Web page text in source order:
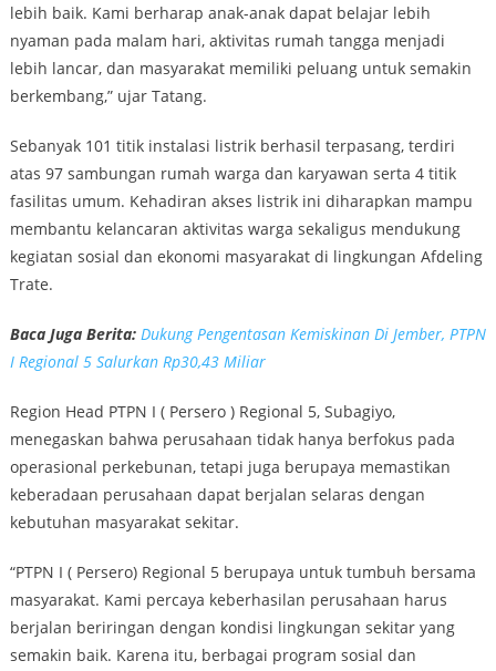
lebih baik. Kami berharap anak-anak dapat belajar lebih
nyaman pada malam hari, aktivitas rumah tangga menjadi
lebih lancar, dan masyarakat memiliki peluang untuk semakin
berkembang,” ujar Tatang.
Sebanyak 101 titik instalasi listrik berhasil terpasang, terdiri
atas 97 sambungan rumah warga dan karyawan serta 4 titik
fasilitas umum. Kehadiran akses listrik ini diharapkan mampu
membantu kelancaran aktivitas warga sekaligus mendukung
kegiatan sosial dan ekonomi masyarakat di lingkungan Afdeling
Trate.
Baca Juga Berita: Dukung Pengentasan Kemiskinan Di Jember, PTPN
I Regional 5 Salurkan Rp30,43 Miliar
Region Head PTPN I ( Persero ) Regional 5, Subagiyo,
menegaskan bahwa perusahaan tidak hanya berfokus pada
operasional perkebunan, tetapi juga berupaya memastikan
keberadaan perusahaan dapat berjalan selaras dengan
kebutuhan masyarakat sekitar.
“PTPN I ( Persero) Regional 5 berupaya untuk tumbuh bersama
masyarakat. Kami percaya keberhasilan perusahaan harus
berjalan beriringan dengan kondisi lingkungan sekitar yang
semakin baik. Karena itu, berbagai program sosial dan